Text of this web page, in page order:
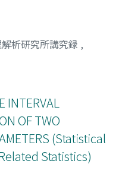
析研究所講究録 ,
INTERVAL
OF TWO
(Statistical
Statistics)